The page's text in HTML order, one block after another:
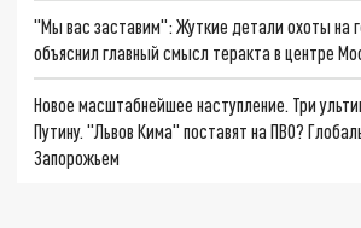
"Мы вас заставим": Жуткие детали охоты на
объяснил главный смысл теракта в центре
Новое масштабнейшее наступление. Три
Путину. "Львов Кима" поставят на ПВО?
Запорожьем